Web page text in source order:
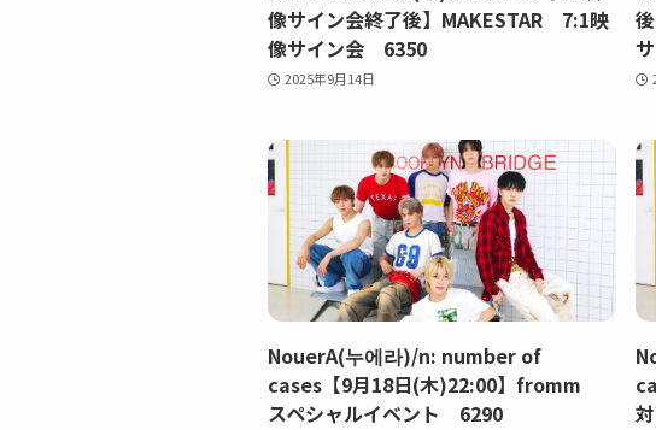
像サイン会終了後】MAKESTAR 7:1映
像サイン会 6350
2025年9月14日
NouerA(누에라)/n: number of
cases【9月18日(木)22:00】fromm
スペシャルイベント 6290